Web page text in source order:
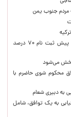
مردم جنوب یمن
صدور بیش از ۹۰ درصد هدایت تحصیلی نهمی ها/ پیش ثبت نام ۷۰ درصد
می‌شود
محکوم شوی حاضرم با
به دبیری شعام
به یک توافق، شامل